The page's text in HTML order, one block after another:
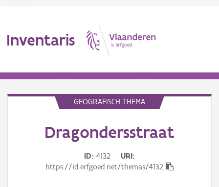
Inventaris
Erfgoedobject
GEOGRAFISCH THEMA
Dragondersstraat
ID 4132
URI
https://id.erfgoed.net/themas/4132